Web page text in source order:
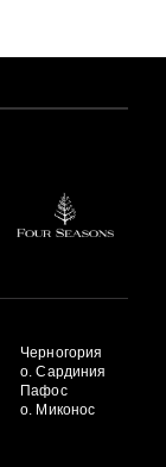
Черногория
о. Сардиния
Пафос
о. Миконос